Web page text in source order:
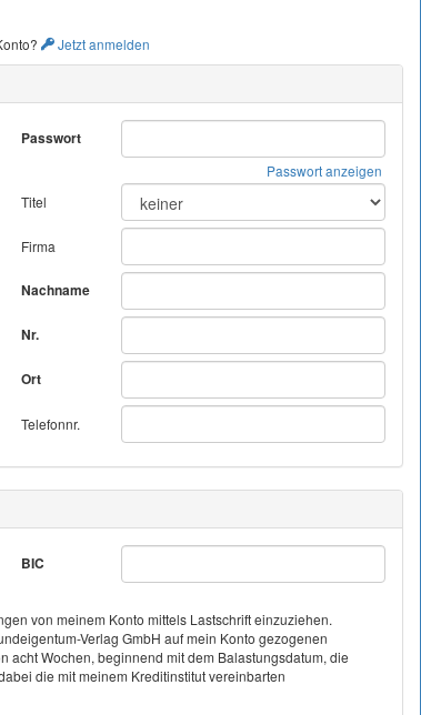
Jetzt anmelden
Passwort
Passwort anzeigen
Titel
Firma
Nachname
Nr.
Ort
Telefonnr.
BIC
von meinem Konto mittels Lastschrift einzuziehen.
Verlag GmbH auf mein Konto gezogenen
acht Wochen, beginnend mit dem Balastungsdatum, die
die mit meinem Kreditinstitut vereinbarten